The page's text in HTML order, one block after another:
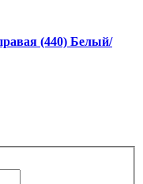
(440) Белый/